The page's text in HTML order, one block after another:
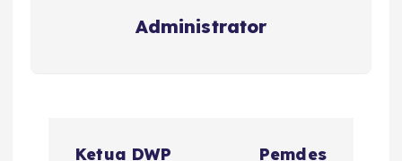
Administrator
Ketua DWP
Pemdes